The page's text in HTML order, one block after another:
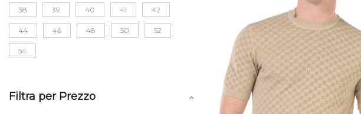
38 39 40 41 42
44 46 48 50 52
54
Filtra per Prezzo